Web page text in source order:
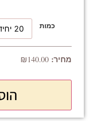
כמות
₪140.00